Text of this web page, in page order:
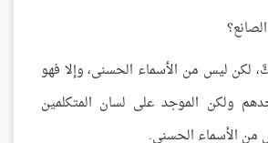
لكن ليس من الأسماء الحسنى، وإلا فهو
ولكن الموجد على لسان المتكلمين
من الأسماء الحسنى.